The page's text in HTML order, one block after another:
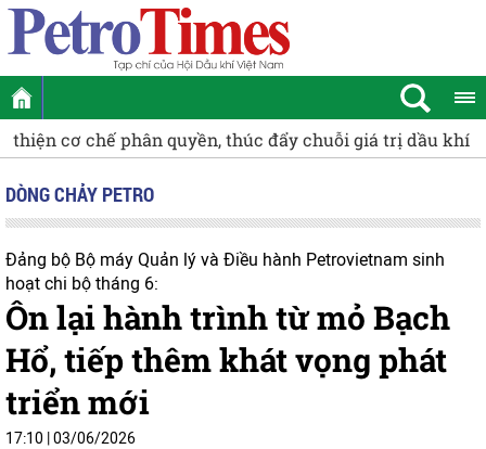
Quan tâm chăm lo người lao động hưu trí, góp phần lan
DÒNG CHẢY PETRO
Đảng bộ Bộ máy Quản lý và Điều hành Petrovietnam sinh
hoạt chi bộ tháng 6:
Ôn lại hành trình từ mỏ Bạch
Hổ, tiếp thêm khát vọng phát
triển mới
17:10 | 03/06/2026